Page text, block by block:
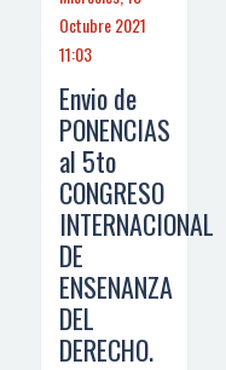
Octubre 2021
11:03
Envio de
PONENCIAS
al 5to
CONGRESO
INTERNACIONAL
DE
ENSENANZA
DEL
DERECHO.